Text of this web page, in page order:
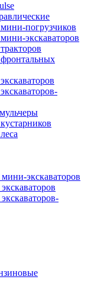
погрузчиков
экскаваторов
экскаваторов